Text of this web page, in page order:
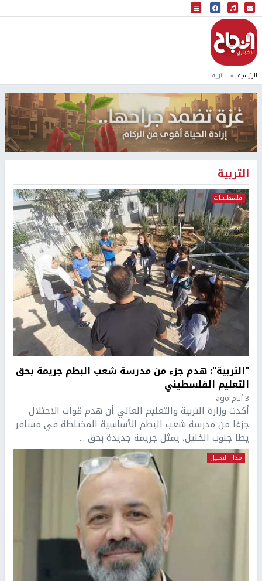
البث المباشر
إذاعة النجاح
الرئيسية التربية
التربية
فلسطينيات
"التربية": هدم جزء من مدرسة شعب البطم جريمة بحق
التعليم الفلسطيني
3 أيام ago
أكدت وزارة التربية والتعليم العالي أن هدم قوات الاحتلال
جزءًا من مدرسة شعب البطم الأساسية المختلطة في مسافر
يطا جنوب الخليل، يمثل جريمة جديدة بحق ...
مدار التحليل